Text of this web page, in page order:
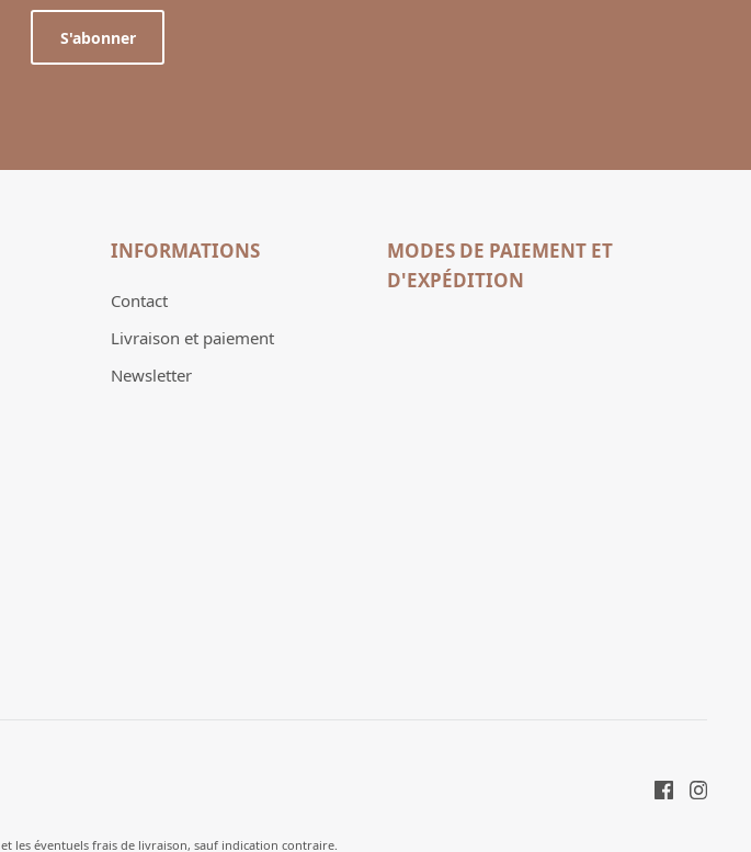
S'abonner
INFORMATIONS
Contact
Livraison et paiement
Newsletter
MODES DE PAIEMENT ET
D'EXPÉDITION
et les éventuels frais de livraison, sauf indication contraire.